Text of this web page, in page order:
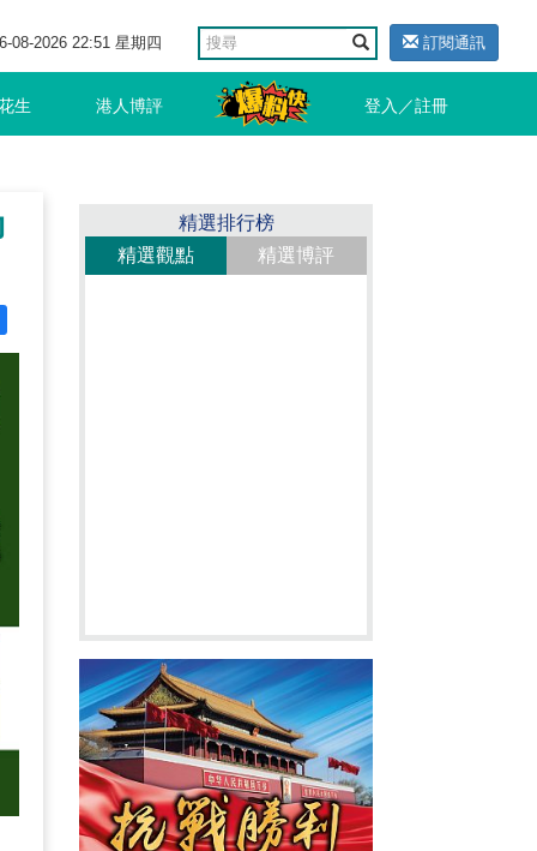
08-2026 22:51 星期四 訂閱通訊
生 港人博評 登入／註冊
精選排行榜
精選觀點
精選博評